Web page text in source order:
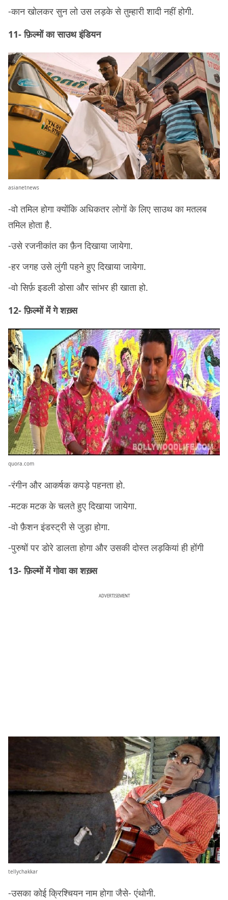
-कान खोलकर सुन लो उस लड़के से तुम्हारी शादी नहीं होगी.
11- फ़िल्मों का साउथ इंडियन
asianetnews
-वो तमिल होगा क्योंकि अधिकतर लोगों के लिए साउथ का मतलब
तमिल होता है.
-उसे रजनीकांत का फ़ैन दिखाया जायेगा.
-हर जगह उसे लुंगी पहने हुए दिखाया जायेगा.
-वो सिर्फ़ इडली डोसा और सांभर ही खाता हो.
12- फ़िल्मों में गे शख़्स
quora.com
-रंगीन और आकर्षक कपड़े पहनता हो.
-मटक मटक के चलते हुए दिखाया जायेगा.
-वो फ़ैशन इंडस्ट्री से जुड़ा होगा.
-पुरुषों पर डोरे डालता होगा और उसकी दोस्त लड़कियां ही होंगी
13- फ़िल्मों में गोवा का शख़्स
ADVERTISEMENT
tellychakkar
-उसका कोई क्रिश्चियन नाम होगा जैसे- एंथोनी.